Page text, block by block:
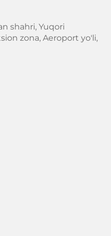
shahri, Yuqori
zona, Aeroport yo'li,